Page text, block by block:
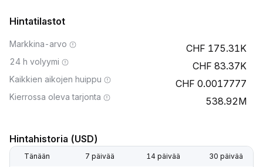
Hintatilastot
Markkina-arvo 175.31K
24 h volyymi 83.37K
Kaikkien aikojen huippu 0.0017777
Kierrossa oleva tarjonta 538.92M
Hintahistoria (USD)
Tänään 7 päivää 14 päivää 30 päivää